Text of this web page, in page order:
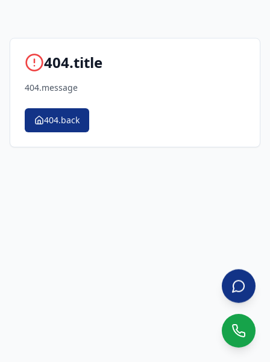
404.title
404.message
404.back